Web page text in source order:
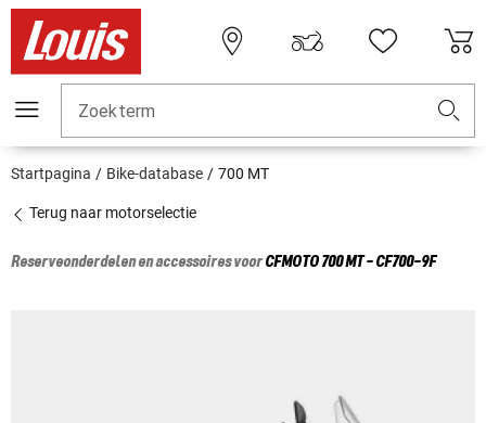
Zoekterm
Startpagina Bike-database 700 MT
Terug naar motorselectie
Reserveonderdelen en accessoires voorCFMOTO700 MT - CF700-9F